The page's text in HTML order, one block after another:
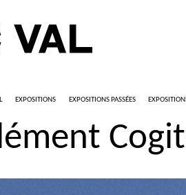
EXPOSITIONS EXPOSITIONS PASSÉES